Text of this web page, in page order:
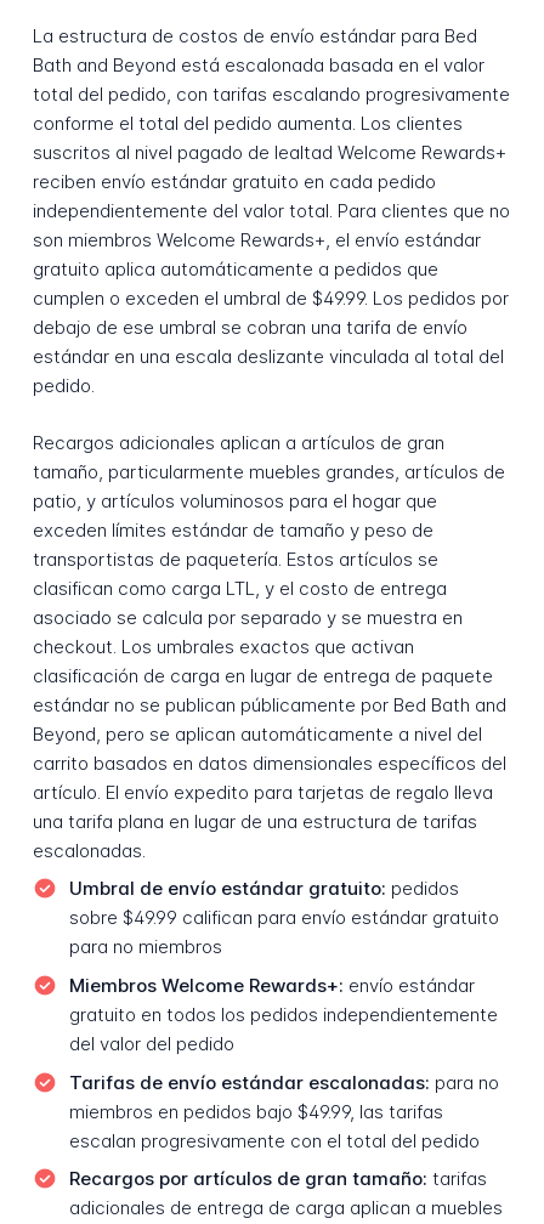
La estructura de costos de envío estándar para Bed
Bath and Beyond está escalonada basada en el valor
total del pedido, con tarifas escalando progresivamente
conforme el total del pedido aumenta. Los clientes
suscritos al nivel pagado de lealtad Welcome Rewards+
reciben envío estándar gratuito en cada pedido
independientemente del valor total. Para clientes que no
son miembros Welcome Rewards+, el envío estándar
gratuito aplica automáticamente a pedidos que
cumplen o exceden el umbral de $49.99. Los pedidos por
debajo de ese umbral se cobran una tarifa de envío
estándar en una escala deslizante vinculada al total del
pedido.
Recargos adicionales aplican a artículos de gran
tamaño, particularmente muebles grandes, artículos de
patio, y artículos voluminosos para el hogar que
exceden límites estándar de tamaño y peso de
transportistas de paquetería. Estos artículos se
clasifican como carga LTL, y el costo de entrega
asociado se calcula por separado y se muestra en
checkout. Los umbrales exactos que activan
clasificación de carga en lugar de entrega de paquete
estándar no se publican públicamente por Bed Bath and
Beyond, pero se aplican automáticamente a nivel del
carrito basados en datos dimensionales específicos del
artículo. El envío expedito para tarjetas de regalo lleva
una tarifa plana en lugar de una estructura de tarifas
escalonadas.
Umbral de envío estándar gratuito: pedidos
sobre $49.99 califican para envío estándar gratuito
para no miembros
Miembros Welcome Rewards+: envío estándar
gratuito en todos los pedidos independientemente
del valor del pedido
Tarifas de envío estándar escalonadas: para no
miembros en pedidos bajo $49.99, las tarifas
escalan progresivamente con el total del pedido
Recargos por artículos de gran tamaño: tarifas
adicionales de entrega de carga aplican a muebles